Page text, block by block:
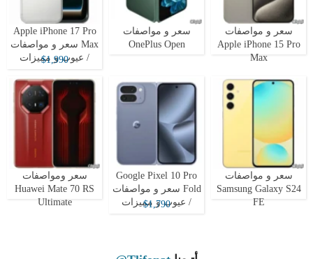
سعر و مواصفات
Apple iPhone 15 Pro
Max
سعر و مواصفات
OnePlus Open
Apple iPhone 17 Pro
Max سعر و مواصفات
/ عيوب و مميزات
$1,990
سعر و مواصفات
Samsung Galaxy S24
FE
Google Pixel 10 Pro
Fold سعر و مواصفات
/ عيوب و مميزات
$1,790
سعر ومواصفات
Huawei Mate 70 RS
Ultimate